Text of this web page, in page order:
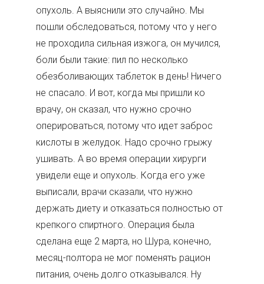
опухоль. А выяснили это случайно. Мы
пошли обследоваться, потому что у него
не проходила сильная изжога, он мучился,
боли были такие: пил по несколько
обезболивающих таблеток в день! Ничего
не спасало. И вот, когда мы пришли ко
врачу, он сказал, что нужно срочно
оперироваться, потому что идет заброс
кислоты в желудок. Надо срочно грыжу
ушивать. А во время операции хирурги
увидели еще и опухоль. Когда его уже
выписали, врачи сказали, что нужно
держать диету и отказаться полностью от
крепкого спиртного. Операция была
сделана еще 2 марта, но Шура, конечно,
месяц-полтора не мог поменять рацион
питания, очень долго отказывался. Ну